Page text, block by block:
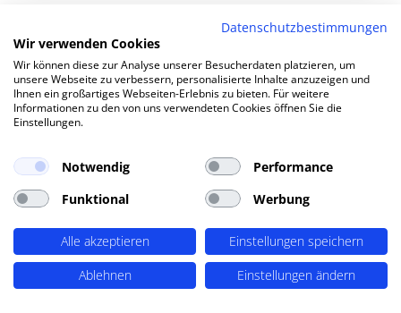
TOP SEO DURCH DYNAMISCHE INHALTE
SEO-Agentur Idar-Oberstein ?
PERIMETRIK®!
PERIMETRIK® hat eine besonders erfolgreiche SEO
abdeckt: Recherche und Konzeption, technische
Optimierung, redaktionellen Support und regelmäßiges
SEO Monitoring. Unsere SEO-Leistungen umfassen u.A.:
SEO-Analysen und Keyword Recherche (OnPage SEO
Analysen, Keyword Recherchen, Mitbewerber-Analyse,
detaillierte Keyword Analysen), Entwicklung von
Datenschutzbestimmungen
Wir verwenden Cookies
Wir können diese zur Analyse unserer Besucherdaten platzieren, um
unsere Webseite zu verbessern, personalisierte Inhalte anzuzeigen und
Ihnen ein großartiges Webseiten-Erlebnis zu bieten. Für weitere
Informationen zu den von uns verwendeten Cookies öffnen Sie die
Einstellungen.
Notwendig
Performance
Funktional
Werbung
Alle akzeptieren
Einstellungen speichern
Ablehnen
Einstellungen ändern